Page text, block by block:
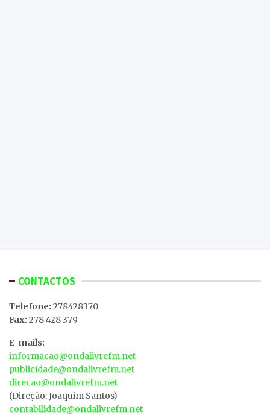
CONTACTOS
Telefone: 278428370
Fax: 278 428 379
E-mails:
informacao@ondalivrefm.net
publicidade@ondalivrefm.net
direcao@ondalivrefm.net
(Direção: Joaquim Santos)
contabilidade@ondalivrefm.net